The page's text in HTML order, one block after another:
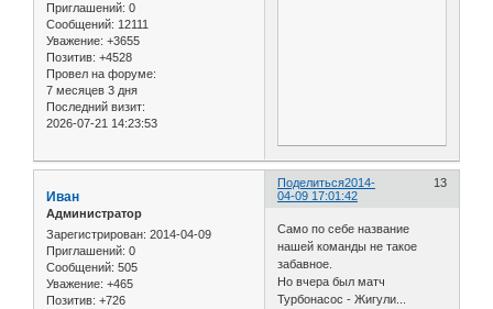
Приглашений: 0
Сообщений: 12111
Уважение: +3655
Позитив: +4528
Провел на форуме:
7 месяцев 3 дня
Последний визит:
2026-07-21 14:23:53
Поделиться 13
2014-
04-09 17:01:42
Иван
Администратор
Зарегистрирован: 2014-04-09
Приглашений: 0
Сообщений: 505
Уважение: +465
Позитив: +726
Само по себе название
нашей команды не такое
забавное.
Но вчера был матч
Турбонасос - Жигули...